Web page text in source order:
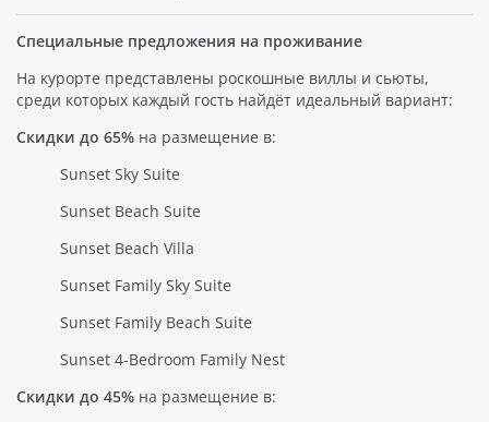
Специальные предложения на проживание
На курорте представлены роскошные виллы и сьюты,
среди которых каждый гость найдёт идеальный вариант:
Скидки до 65% на размещение в:
Sunset Sky Suite
Sunset Beach Suite
Sunset Beach Villa
Sunset Family Sky Suite
Sunset Family Beach Suite
Sunset 4-Bedroom Family Nest
Скидки до 45% на размещение в: